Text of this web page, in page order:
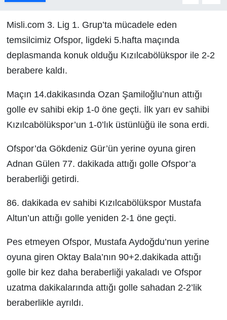
Misli.com 3. Lig 1. Grup’ta mücadele eden
temsilcimiz Ofspor, ligdeki 5.hafta maçında
deplasmanda konuk olduğu Kızılcabölükspor ile 2-2
berabere kaldı.
Maçın 14.dakikasında Ozan Şamiloğlu’nun attığı
golle ev sahibi ekip 1-0 öne geçti. İlk yarı ev sahibi
Kızılcabölükspor’un 1-0’lık üstünlüğü ile sona erdi.
Ofspor’da Gökdeniz Gür’ün yerine oyuna giren
Adnan Gülen 77. dakikada attığı golle Ofspor’a
beraberliği getirdi.
86. dakikada ev sahibi Kızılcabölükspor Mustafa
Altun’un attığı golle yeniden 2-1 öne geçti.
Pes etmeyen Ofspor, Mustafa Aydoğdu’nun yerine
oyuna giren Oktay Bala’nın 90+2.dakikada attığı
golle bir kez daha beraberliği yakaladı ve Ofspor
uzatma dakikalarında attığı golle sahadan 2-2’lik
beraberlikle ayrıldı.